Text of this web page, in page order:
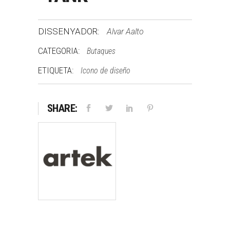
DISSENYADOR: Alvar Aalto
CATEGORIA: Butaques
ETIQUETA: Icono de diseño
SHARE: